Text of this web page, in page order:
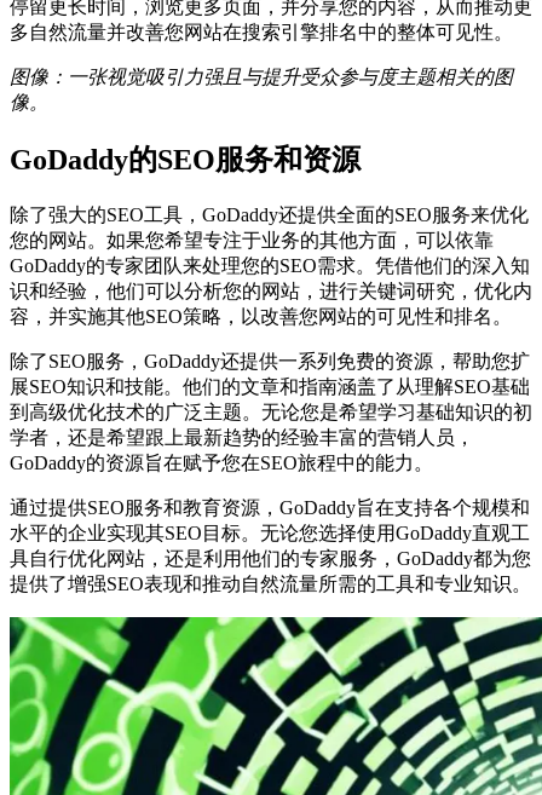
停留更长时间，浏览更多页面，并分享您的内容，从而推动更
多自然流量并改善您网站在搜索引擎排名中的整体可见性。
图像：一张视觉吸引力强且与提升受众参与度主题相关的图
像。
GoDaddy的SEO服务和资源
除了强大的SEO工具，GoDaddy还提供全面的SEO服务来优化
您的网站。如果您希望专注于业务的其他方面，可以依靠
GoDaddy的专家团队来处理您的SEO需求。凭借他们的深入知
识和经验，他们可以分析您的网站，进行关键词研究，优化内
容，并实施其他SEO策略，以改善您网站的可见性和排名。
除了SEO服务，GoDaddy还提供一系列免费的资源，帮助您扩
展SEO知识和技能。他们的文章和指南涵盖了从理解SEO基础
到高级优化技术的广泛主题。无论您是希望学习基础知识的初
学者，还是希望跟上最新趋势的经验丰富的营销人员，
GoDaddy的资源旨在赋予您在SEO旅程中的能力。
通过提供SEO服务和教育资源，GoDaddy旨在支持各个规模和
水平的企业实现其SEO目标。无论您选择使用GoDaddy直观工
具自行优化网站，还是利用他们的专家服务，GoDaddy都为您
提供了增强SEO表现和推动自然流量所需的工具和专业知识。